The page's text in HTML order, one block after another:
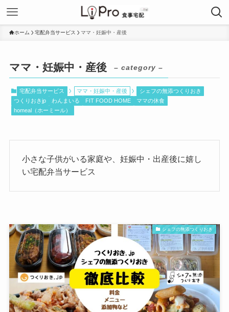
ホーム 宅配弁当サービス ママ・妊娠中・産後
ママ・妊娠中・産後 – category –
宅配弁当サービス ママ・妊娠中・産後
シェフの無添つくりおき
つくりおきjp
わんまいる FIT FOOD HOME
ママの休食
homeal（ホーミール）
小さな子供がいる家庭や、妊娠中・出産後に嬉し
い宅配弁当サービス
シェフの無添つくりおき